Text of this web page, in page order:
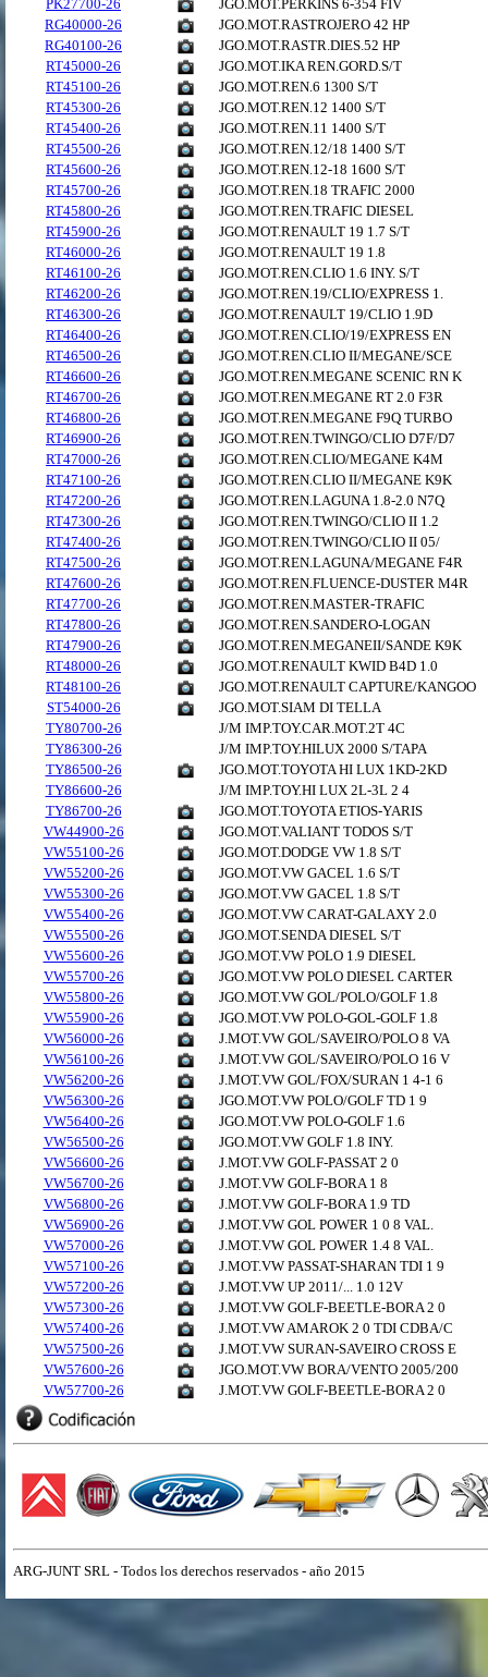
PK27700-26
JGO.MOT.PERKINS 6-354 FIV
RG40000-26
JGO.MOT.RASTROJERO 42 HP
RG40100-26
JGO.MOT.RASTR.DIES.52 HP
RT45000-26
JGO.MOT.IKA REN.GORD.S/T
RT45100-26
JGO.MOT.REN.6 1300 S/T
RT45300-26
JGO.MOT.REN.12 1400 S/T
RT45400-26
JGO.MOT.REN.11 1400 S/T
RT45500-26
JGO.MOT.REN.12/18 1400 S/T
RT45600-26
JGO.MOT.REN.12-18 1600 S/T
RT45700-26
JGO.MOT.REN.18 TRAFIC 2000
RT45800-26
JGO.MOT.REN.TRAFIC DIESEL
RT45900-26
JGO.MOT.RENAULT 19 1.7 S/T
RT46000-26
JGO.MOT.RENAULT 19 1.8
RT46100-26
JGO.MOT.REN.CLIO 1.6 INY. S/T
RT46200-26
JGO.MOT.REN.19/CLIO/EXPRESS 1.
RT46300-26
JGO.MOT.RENAULT 19/CLIO 1.9D
RT46400-26
JGO.MOT.REN.CLIO/19/EXPRESS EN
RT46500-26
JGO.MOT.REN.CLIO II/MEGANE/SCE
RT46600-26
JGO.MOT.REN.MEGANE SCENIC RN K
RT46700-26
JGO.MOT.REN.MEGANE RT 2.0 F3R
RT46800-26
JGO.MOT.REN.MEGANE F9Q TURBO
RT46900-26
JGO.MOT.REN.TWINGO/CLIO D7F/D7
RT47000-26
JGO.MOT.REN.CLIO/MEGANE K4M
RT47100-26
JGO.MOT.REN.CLIO II/MEGANE K9K
RT47200-26
JGO.MOT.REN.LAGUNA 1.8-2.0 N7Q
RT47300-26
JGO.MOT.REN.TWINGO/CLIO II 1.2
RT47400-26
JGO.MOT.REN.TWINGO/CLIO II 05/
RT47500-26
JGO.MOT.REN.LAGUNA/MEGANE F4R
RT47600-26
JGO.MOT.REN.FLUENCE-DUSTER M4R
RT47700-26
JGO.MOT.REN.MASTER-TRAFIC
RT47800-26
JGO.MOT.REN.SANDERO-LOGAN
RT47900-26
JGO.MOT.REN.MEGANEII/SANDE K9K
RT48000-26
JGO.MOT.RENAULT KWID B4D 1.0
RT48100-26
JGO.MOT.RENAULT CAPTURE/KANGOO
ST54000-26
JGO.MOT.SIAM DI TELLA
TY80700-26
J/M IMP.TOY.CAR.MOT.2T 4C
TY86300-26
J/M IMP.TOY.HILUX 2000 S/TAPA
TY86500-26
JGO.MOT.TOYOTA HI LUX 1KD-2KD
TY86600-26
J/M IMP.TOY.HI LUX 2L-3L 2 4
TY86700-26
JGO.MOT.TOYOTA ETIOS-YARIS
VW44900-26
JGO.MOT.VALIANT TODOS S/T
VW55100-26
JGO.MOT.DODGE VW 1.8 S/T
VW55200-26
JGO.MOT.VW GACEL 1.6 S/T
VW55300-26
JGO.MOT.VW GACEL 1.8 S/T
VW55400-26
JGO.MOT.VW CARAT-GALAXY 2.0
VW55500-26
JGO.MOT.SENDA DIESEL S/T
VW55600-26
JGO.MOT.VW POLO 1.9 DIESEL
VW55700-26
JGO.MOT.VW POLO DIESEL CARTER
VW55800-26
JGO.MOT.VW GOL/POLO/GOLF 1.8
VW55900-26
JGO.MOT.VW POLO-GOL-GOLF 1.8
VW56000-26
J.MOT.VW GOL/SAVEIRO/POLO 8 VA
VW56100-26
J.MOT.VW GOL/SAVEIRO/POLO 16 V
VW56200-26
J.MOT.VW GOL/FOX/SURAN 1 4-1 6
VW56300-26
JGO.MOT.VW POLO/GOLF TD 1 9
VW56400-26
JGO.MOT.VW POLO-GOLF 1.6
VW56500-26
JGO.MOT.VW GOLF 1.8 INY.
VW56600-26
J.MOT.VW GOLF-PASSAT 2 0
VW56700-26
J.MOT.VW GOLF-BORA 1 8
VW56800-26
J.MOT.VW GOLF-BORA 1.9 TD
VW56900-26
J.MOT.VW GOL POWER 1 0 8 VAL.
VW57000-26
J.MOT.VW GOL POWER 1.4 8 VAL.
VW57100-26
J.MOT.VW PASSAT-SHARAN TDI 1 9
VW57200-26
J.MOT.VW UP 2011/... 1.0 12V
VW57300-26
J.MOT.VW GOLF-BEETLE-BORA 2 0
VW57400-26
J.MOT.VW AMAROK 2 0 TDI CDBA/C
VW57500-26
J.MOT.VW SURAN-SAVEIRO CROSS E
VW57600-26
JGO.MOT.VW BORA/VENTO 2005/200
VW57700-26
J.MOT.VW GOLF-BEETLE-BORA 2 0
ARG-JUNT SRL - Todos los derechos reservados - año 2015